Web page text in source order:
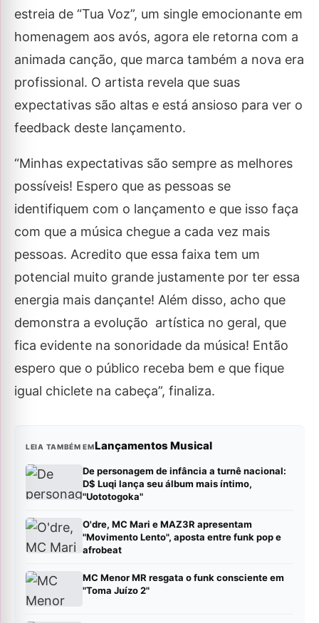
estreia de “Tua Voz”, um single emocionante em
homenagem aos avós, agora ele retorna com a
animada canção, que marca também a nova era
profissional. O artista revela que suas
expectativas são altas e está ansioso para ver o
feedback deste lançamento.
“Minhas expectativas são sempre as melhores
possíveis! Espero que as pessoas se
identifiquem com o lançamento e que isso faça
com que a música chegue a cada vez mais
pessoas. Acredito que essa faixa tem um
potencial muito grande justamente por ter essa
energia mais dançante! Além disso, acho que
demonstra a evolução artística no geral, que
fica evidente na sonoridade da música! Então
espero que o público receba bem e que fique
igual chiclete na cabeça”, finaliza.
LEIA TAMBÉM EMLançamentos Musical
De personagem de infância a turnê nacional:
D$ Luqi lança seu álbum mais íntimo,
"Uototogoka"
O'dre, MC Mari e MAZ3R apresentam
"Movimento Lento", aposta entre funk pop e
afrobeat
MC Menor MR resgata o funk consciente em
"Toma Juízo 2"